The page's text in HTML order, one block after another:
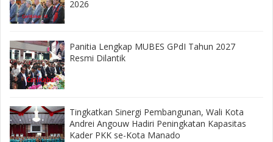
2026
Panitia Lengkap MUBES GPdI Tahun 2027
Resmi Dilantik
‎Tingkatkan Sinergi Pembangunan, Wali Kota
Andrei Angouw Hadiri Peningkatan Kapasitas
Kader PKK se-Kota Manado